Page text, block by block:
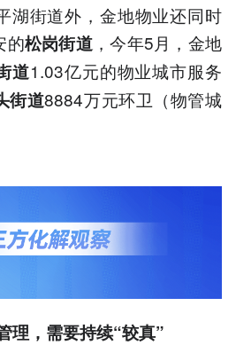
湖街道外，金地物业还同时
的松岗街道 ，今年5月，金地
道1.03亿元的物业城市服务
街道8884万元环卫（物管城
理，需要持续“较真”